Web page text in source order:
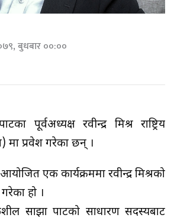
बुधबार ००:००
पूर्वअध्यक्ष रवीन्द्र मिश्र राष्ट्रिय
मा प्रवेश गरेका छन् ।
एक कार्यक्रममा रवीन्द्र मिश्रको
हो ।
साझा पार्टीको साधारण सदस्यबाट